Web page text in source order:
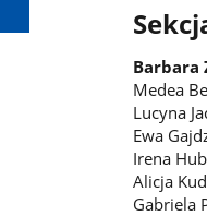
Barbara
Medea
Lucyna
Ewa
Irena
Alicja
Gabriela